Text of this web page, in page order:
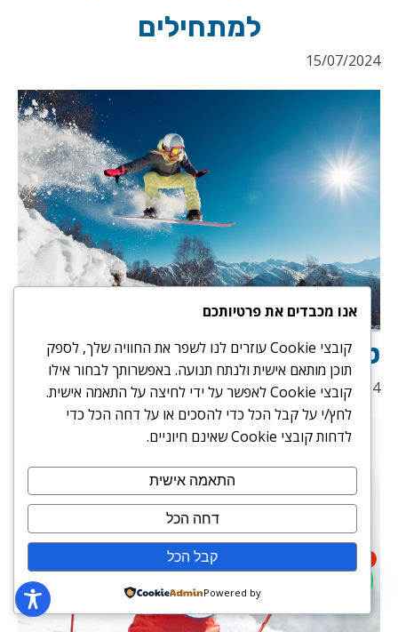
למתחילים
15/07/2024
טיפים חשובים לגולשי סנובורד
15/07/2024
אנו מכבדים את פרטיותכם
קובצי Cookie עוזרים לנו לשפר את החוויה שלך, לספק
תוכן מותאם אישית ולנתח תנועה. באפשרותך לבחור אילו
קובצי Cookie לאפשר על ידי לחיצה על התאמה אישית.
לחץ/י על קבל הכל כדי להסכים או על דחה הכל כדי
לדחות קובצי Cookie שאינם חיוניים.
התאמה אישית
דחה הכל
קבל הכל
Powered by